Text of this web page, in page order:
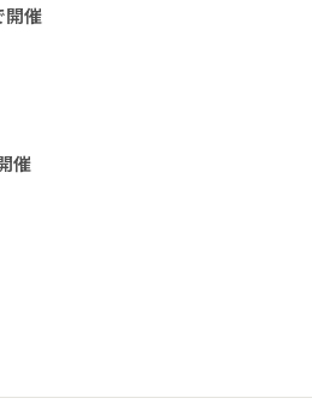
開催
催